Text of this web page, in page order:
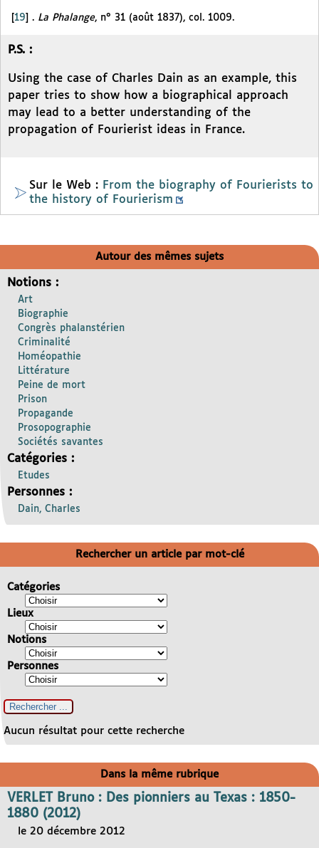
19 . La Phalange, n° 31 (août 1837), col. 1009.
P.S. :
Using the case of Charles Dain as an example, this
paper tries to show how a biographical approach
may lead to a better understanding of the
propagation of Fourierist ideas in France.
Sur le Web : From the biography of Fourierists to
the history of Fourierism
Autour des mêmes sujets
Notions :
Art
Biographie
Congrès phalanstérien
Criminalité
Homéopathie
Littérature
Peine de mort
Prison
Propagande
Prosopographie
Sociétés savantes
Catégories :
Etudes
Personnes :
Dain, Charles
Rechercher un article par mot-clé
Catégories
Lieux
Notions
Personnes
Aucun résultat pour cette recherche
Dans la même rubrique
VERLET Bruno : Des pionniers au Texas : 1850-
1880 (2012)
le 20 décembre 2012